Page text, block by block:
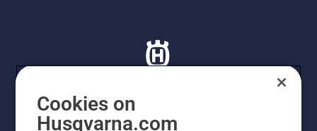
© Husqvarna AB (publ). Tutti i diritti riservati. I prezzi
Cookies on
Husqvarna.com